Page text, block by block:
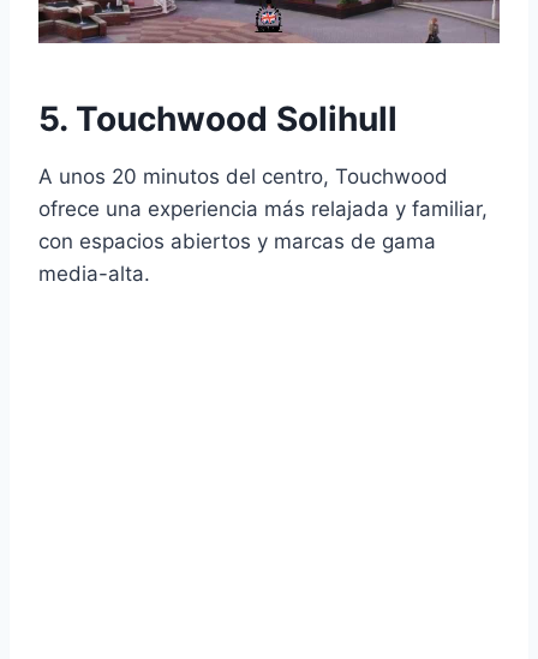
5. Touchwood Solihull
A unos 20 minutos del centro, Touchwood
ofrece una experiencia más relajada y familiar,
con espacios abiertos y marcas de gama
media-alta.